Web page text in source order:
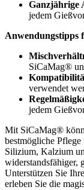
Ganzjährige
jedem
Anwendungstipps
SiCaMag®
verwendet
jedem
Mit SiCaMag®
bestmögliche
Silizium, Kalzium
widerstandsfähiger,
Unterstützen Sie
erleben Sie die